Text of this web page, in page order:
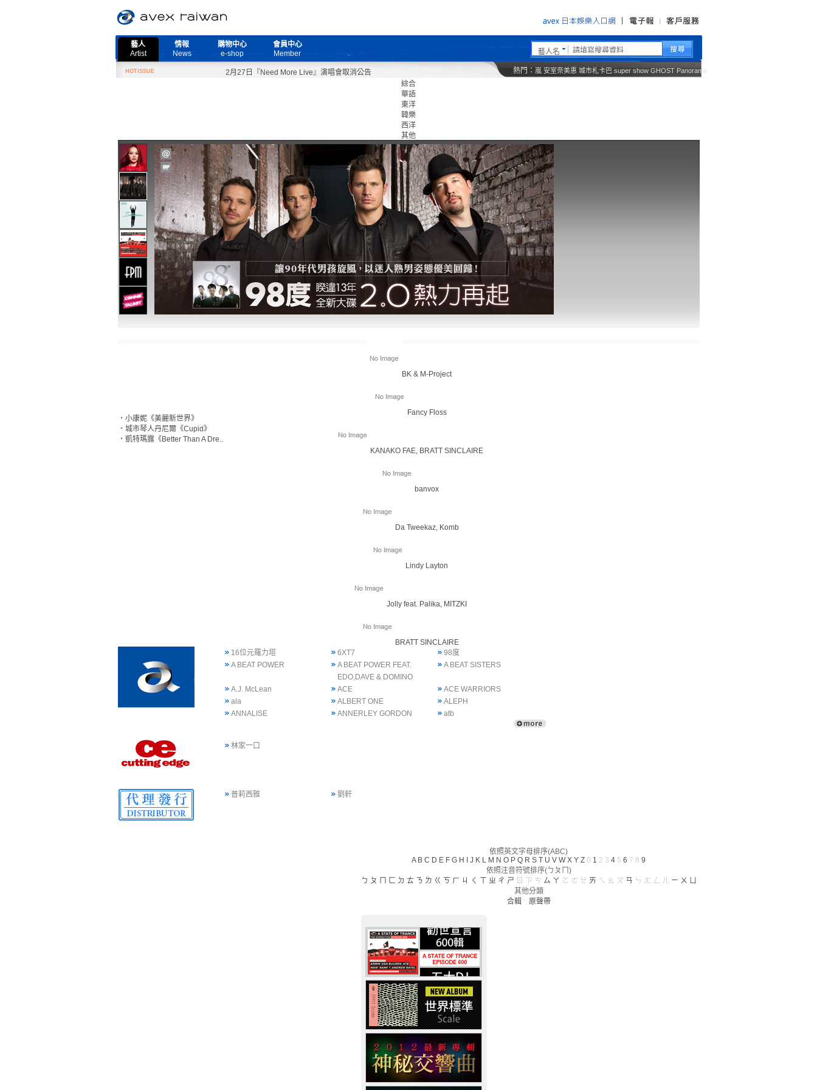
藝人
Artist
情報
News
購物中心
e-shop
會員中心
Member
藝人名
HOTISSUE 2月27日『Need More Live』演唱會取消公告 熱門： 嵐 安室奈美惠 城市札卡巴 super show GHOST Panorama
綜合
華語
東洋
韓樂
西洋
其他
‧ 小康妮《美麗新世界》
‧ 城市琴人丹尼爾《Cupid》
‧ 凱特瑪露《Better Than A Dre..
BK & M-Project
Fancy Floss
KANAKO FAE, BRATT SINCLAIRE
banvox
Da Tweekaz, Komb
Lindy Layton
Jolly feat. Palika, MITZKI
BRATT SINCLAIRE
16位元羅力塔
6XT7
98度
A BEAT POWER
A BEAT POWER FEAT.
EDO,DAVE & DOMINO
A BEAT SISTERS
A.J. McLean ACE
ACE WARRIORS
ala
ALBERT ONE
ALEPH
ANNALISE
ANNERLEY GORDON atb
林家一口
普莉西雅 劉軒
依照英文字母排序(ABC)
A B C D E F G H J K L M N O P Q R S T U V W X Y Z 0 1 2 3 4 5 6 7 8 9
依照注音符號排序(ㄅㄆㄇ)
ㄅ ㄆ ㄈ ㄉ ㄊ ㄋ ㄌ ㄍ ㄎ ㄏ ㄐ ㄑ ㄓ ㄔ ㄕ ㄖ ㄗ ㄘ ㄙ ㄚ ㄛ ㄜ ㄝ ㄞ ㄟ ㄠ ㄡ ㄢ ㄣ ㄤ ㄥ ㄦ ㄧ ㄨ ㄩ
其他分類
合輯
原聲帶